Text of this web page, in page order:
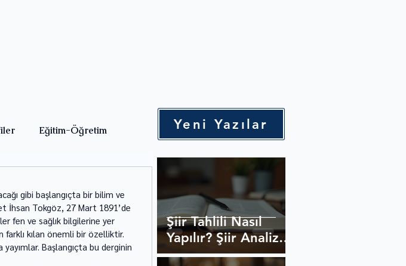
Eğitim-Öğretim
gibi başlangıç­ta bir bilim ve
İhsan Tokgöz, 27 Mart 1891’de
fen ve sağlık bilgilerine yer
farklı kılan önemli bir özelliktir.
Başlangıçta bu derginin
Şiir Tahlili Nasıl
Yapılır? Şiir Analizi
Yöntemleri
Yeni Yazılar